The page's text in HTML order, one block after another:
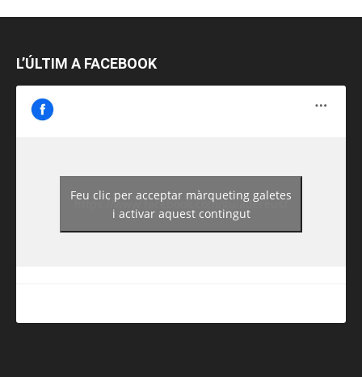
L’ÚLTIM A FACEBOOK
https://www.facebook.com/guiadereus/
Feu clic per acceptar màrqueting galetes
i activar aquest contingut